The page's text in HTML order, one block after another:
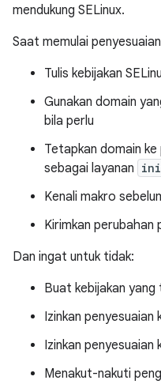
mendukung SELinux.
Saat memulai
Tulis kebijakan
Gunakan domain
bila perlu
Tetapkan domain
sebagai layanan
Kenali makro
Kirimkan perubahan
Dan ingat untuk tidak:
Buat kebijakan
Izinkan penyesuaian
Izinkan penyesuaian
Menakut-nakuti